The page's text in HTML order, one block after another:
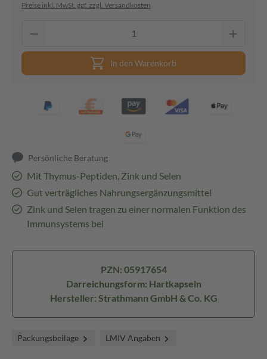
Preise inkl. MwSt. ggf. zzgl. Versandkosten
In den Warenkorb
Persönliche Beratung
Mit Thymus-Peptiden, Zink und Selen
Gut verträgliches Nahrungsergänzungsmittel
Zink und Selen tragen zu einer normalen Funktion des
Immunsystems bei
PZN: 05917654
Darreichungsform: Hartkapseln
Hersteller: Strathmann GmbH & Co. KG
Packungsbeilage LMIV Angaben